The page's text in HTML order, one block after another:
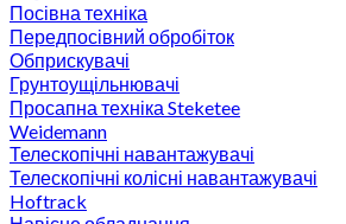
Посівна техніка
Передпосівний обробіток
Обприскувачі
Грунтоущільнювачі
Просапна техніка Steketee
Weidemann
Телескопічні навантажувачі
Телескопічні колісні навантажувачі
Hoftrack